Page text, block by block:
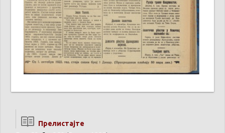
Прелистајте